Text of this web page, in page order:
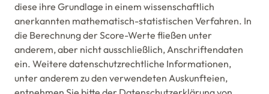
diese ihre Grundlage in einem wissenschaftlich
anerkannten mathematisch-statistischen Verfahren. In
die Berechnung der Score-Werte fließen unter
anderem, aber nicht ausschließlich, Anschriftendaten
ein. Weitere datenschutzrechtliche Informationen,
unter anderem zu den verwendeten Auskunfteien,